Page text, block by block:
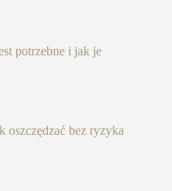
potrzebne i jak je
bez ryzyka